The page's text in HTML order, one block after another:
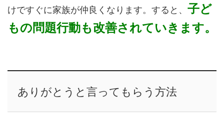
けですぐに家族が仲良くなります。すると、 子ど
もの問題行動も改善されていきます。
ありがとうと言ってもらう方法